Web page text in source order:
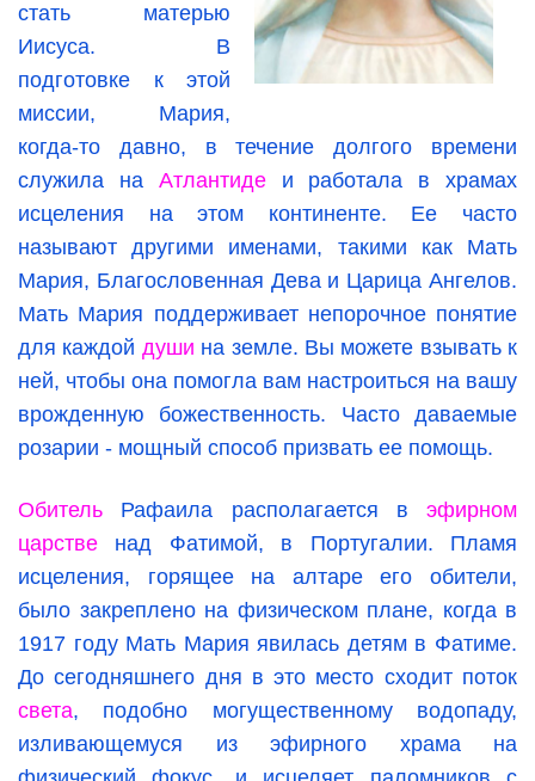
стать матерью
Иисуса. В
подготовке к этой
миссии, Мария,
когда-то давно, в течение долгого времени
служила на Атлантиде и работала в храмах
исцеления на этом континенте. Ее часто
называют другими именами, такими как Мать
Мария, Благословенная Дева и Царица Ангелов.
Мать Мария поддерживает непорочное понятие
для каждой души на земле. Вы можете взывать к
ней, чтобы она помогла вам настроиться на вашу
врожденную божественность. Часто даваемые
розарии - мощный способ призвать ее помощь.
Обитель Рафаила располагается в эфирном
царстве над Фатимой, в Португалии. Пламя
исцеления, горящее на алтаре его обители,
было закреплено на физическом плане, когда в
1917 году Мать Мария явилась детям в Фатиме.
До сегодняшнего дня в это место сходит поток
света, подобно могущественному водопаду,
изливающемуся из эфирного храма на